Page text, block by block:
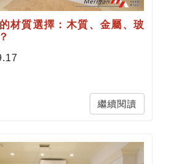
材質選擇：木質、金屬、玻
繼續閱讀